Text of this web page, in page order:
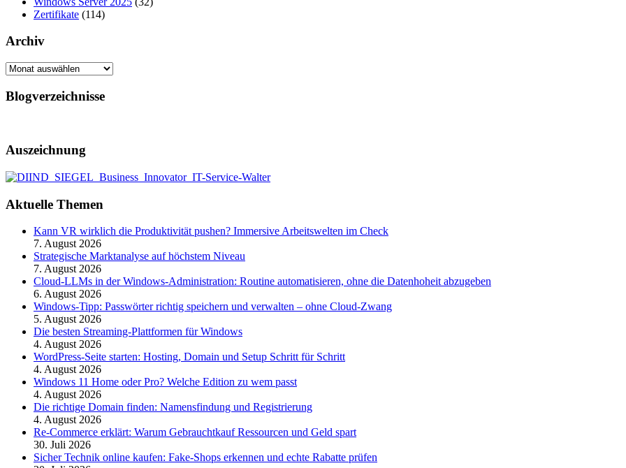
Zertifikate (114)
Archiv
Archiv
Blogverzeichnisse
Auszeichnung
Aktuelle Themen
Kann VR wirklich die Produktivität pushen? Immersive Arbeitswelten im Check
7. August 2026
Strategische Marktanalyse auf höchstem Niveau
7. August 2026
Cloud-LLMs in der Windows-Administration: Routine automatisieren, ohne die Datenhoheit abzugeben
6. August 2026
Windows-Tipp: Passwörter richtig speichern und verwalten – ohne Cloud-Zwang
5. August 2026
Die besten Streaming-Plattformen für Windows
4. August 2026
WordPress-Seite starten: Hosting, Domain und Setup Schritt für Schritt
4. August 2026
Windows 11 Home oder Pro? Welche Edition zu wem passt
4. August 2026
Die richtige Domain finden: Namensfindung und Registrierung
4. August 2026
Re-Commerce erklärt: Warum Gebrauchtkauf Ressourcen und Geld spart
30. Juli 2026
Sicher Technik online kaufen: Fake-Shops erkennen und echte Rabatte prüfen